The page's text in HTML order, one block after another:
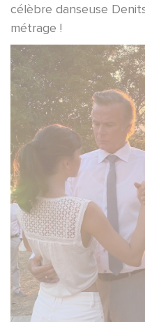
célèbre danseuse
métrage !